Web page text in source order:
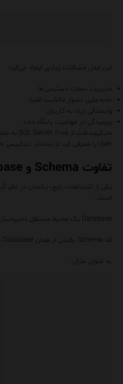
این مدل مشکلات زیادی ایجاد می‌کرد:
مدیریت سخت دسترسی‌ها
جابه‌جایی دشوار مالکیت اشیا
وابستگی زیاد به کاربران
پیچیدگی در مهاجرت پایگاه داده
User را معرفی کرد تا ساختار دیتابیس حرفه‌ای‌تر شود.
تفاوت Schema و Database
است.
Database یک محیط مستقل ذخیره‌سازی داده است.
اما Schema بخشی از همان Database محسوب می‌شود.
به عنوان مثال: